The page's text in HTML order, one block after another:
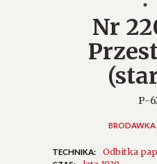
Nr
P-
BRODAWKA
TECHNIKA: Odbitka